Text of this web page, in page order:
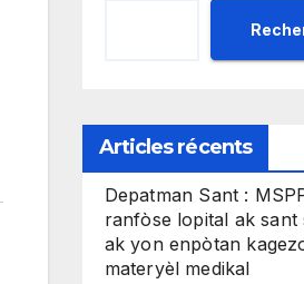
Articles récents
Depatman Sant :
ranfòse lopital ak sant
ak yon enpòtan
materyèl medikal